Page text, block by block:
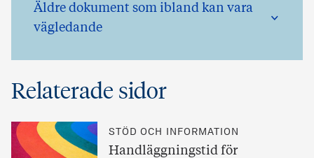
Äldre dokument som ibland kan vara
vägledande
Relaterade sidor
STÖD OCH INFORMATION
Handläggningstid för